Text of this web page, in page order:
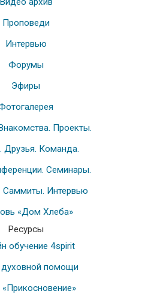
Проповеди
Интервью
Форумы
Эфиры
Проекты.
Друзья. Команда.
Семинары.
Интервью
«Дом Хлеба»
Ресурсы
обучение 4spirit
духовной помощи